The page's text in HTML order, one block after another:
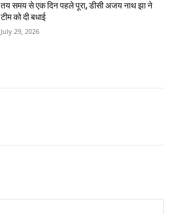
तय समय से एक दिन पहले पूरा, डीसी अजय नाथ झा ने
टीम को दी बधाई
July 29, 2026